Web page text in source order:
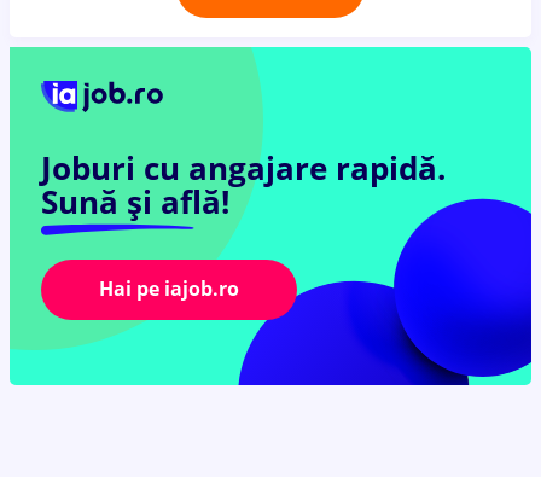
Joburi cu angajare rapidă.
Sună și află!
Hai pe iajob.ro